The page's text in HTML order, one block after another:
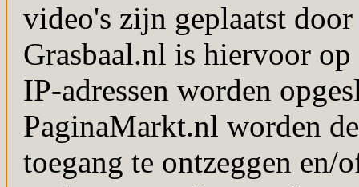
video's zijn geplaatst
Grasbaal.nl is hiervoor
IP-adressen worden
PaginaMarkt.nl worden
toegang te ontzeggen en/